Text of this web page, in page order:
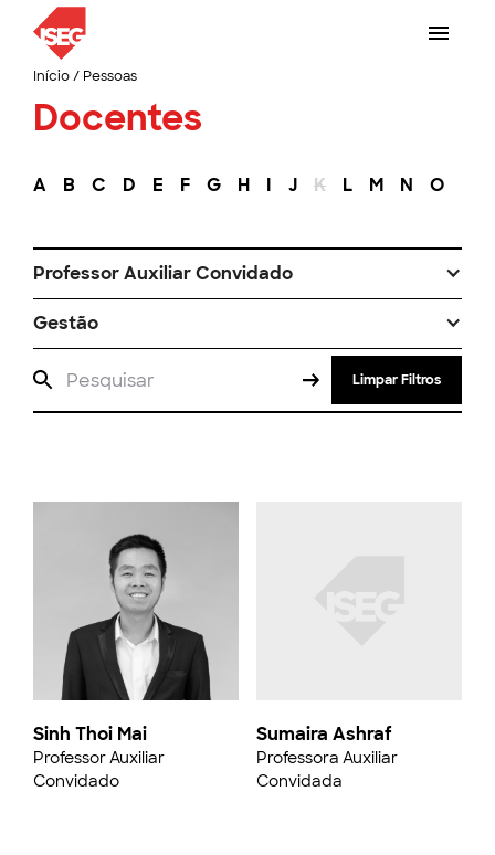
Início/ Pessoas
Docentes
A B C D E F G H I J K L M N O
Professor Auxiliar Convidado
Gestão
Limpar Filtros
Sinh Thoi Mai
Professor Auxiliar
Convidado
Sumaira Ashraf
Professora Auxiliar
Convidada